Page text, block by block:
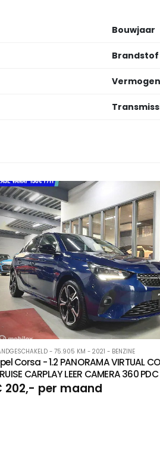
Bouwjaar
Brandstof
- 75.905 KM - 2021 - BENZINE
Corsa - 1.2 PANORAMA VIRTUAL
CARPLAY LEER CAMERA 360 PDC
202,- per maand